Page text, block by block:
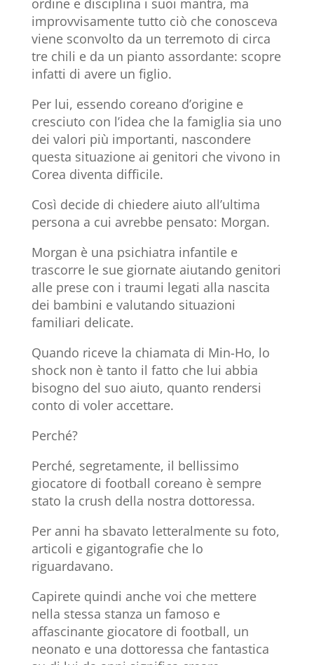
improvvisamente tutto ciò che conosceva
viene sconvolto da un terremoto di circa
tre chili e da un pianto assordante: scopre
infatti di avere un figlio.
Per lui, essendo coreano d’origine e
cresciuto con l’idea che la famiglia sia uno
dei valori più importanti, nascondere
questa situazione ai genitori che vivono in
Corea diventa difficile.
Così decide di chiedere aiuto all’ultima
persona a cui avrebbe pensato: Morgan.
Morgan è una psichiatra infantile e
trascorre le sue giornate aiutando genitori
alle prese con i traumi legati alla nascita
dei bambini e valutando situazioni
familiari delicate.
Quando riceve la chiamata di Min-Ho, lo
shock non è tanto il fatto che lui abbia
bisogno del suo aiuto, quanto rendersi
conto di voler accettare.
Perché?
Perché, segretamente, il bellissimo
giocatore di football coreano è sempre
stato la crush della nostra dottoressa.
Per anni ha sbavato letteralmente su foto,
articoli e gigantografie che lo
riguardavano.
Capirete quindi anche voi che mettere
nella stessa stanza un famoso e
affascinante giocatore di football, un
neonato e una dottoressa che fantastica